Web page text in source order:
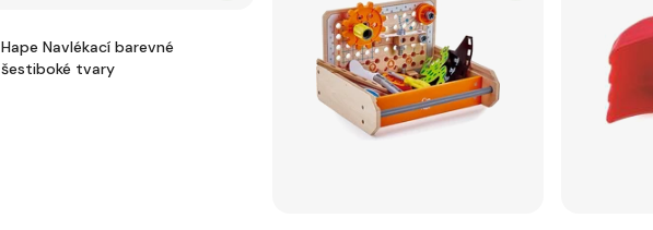
Hape Navlékací barevné
šestiboké tvary